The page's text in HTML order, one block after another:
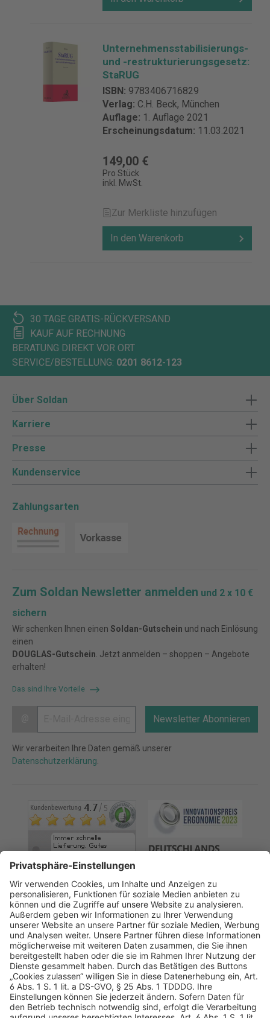
Unternehmensstabilisierungs-
und -restrukturierungsgesetz:
StaRUG
ISBN: 9783406716829
Verlag: C.H. Beck, München
Auflage: 1. Auflage 2021
Erscheinungsdatum: 11.03.2021
149,00 €
Pro Stück
inkl. MwSt.
Zur Merkliste hinzufügen
In den Warenkorb
30 TAGE GRATIS-RÜCKVERSAND
KAUF AUF RECHNUNG
BERATUNG DIREKT VOR ORT
SERVICE/BESTELLUNG: 0201 8612-123
Über Soldan
Karriere
Presse
Kundenservice
Zahlungsarten
Zum Soldan Newsletter anmelden und 2 x 10 €
sichern
Wir schenken Ihnen einen Soldan-Gutschein und nach Einlösung
einen
DOUGLAS-Gutschein . Jetzt anmelden – shoppen – Angebote
erhalten!
Das sind Ihre Vorteile
Newsletter Abonnieren
Wir verarbeiten Ihre Daten gemäß unserer
Datenschutzerklärung
AGB Datenschutz Impressum